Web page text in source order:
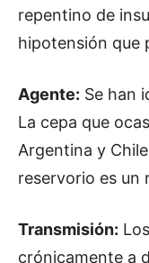
repentino de
hipotensión que
Agente: Se han
La cepa que
Argentina y
reservorio es un
Transmisión:
crónicamente a